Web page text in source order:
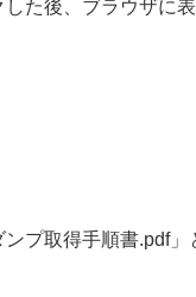
た後、ブラウザに
プ取得手順書.pdf